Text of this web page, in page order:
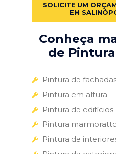
SOLICITE UM
EM
Conheça
de
Pintura de fachadas
Pintura em altura
Pintura de edifícios
Pintura marmoratto
Pintura de